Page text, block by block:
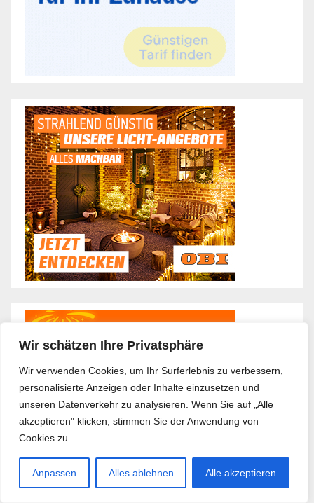
Wir schätzen Ihre Privatsphäre
Wir verwenden Cookies, um Ihr Surferlebnis zu verbessern,
personalisierte Anzeigen oder Inhalte einzusetzen und
unseren Datenverkehr zu analysieren. Wenn Sie auf „Alle
akzeptieren" klicken, stimmen Sie der Anwendung von
Cookies zu.
Anpassen Alles ablehnen Alle akzeptieren